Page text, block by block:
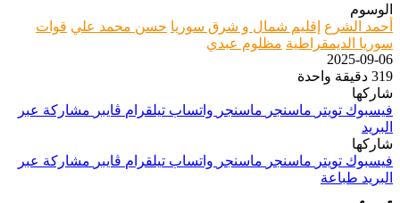
الوسوم
أحمد الشرع إقليم شمال و شرق سوريا حسن محمد علي قوات
سوريا الديمقراطية مظلوم عبدي
2025-09-06
319 دقيقة واحدة
شاركها
فيسبوك تويتر ماسنجر ماسنجر واتساب تيلقرام ڤايبر مشاركة عبر
البريد
شاركها
فيسبوك تويتر ماسنجر ماسنجر واتساب تيلقرام ڤايبر مشاركة عبر
البريد طباعة